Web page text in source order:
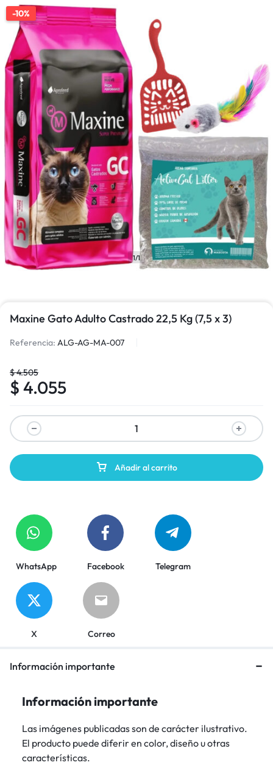
1/1
-10%
Maxine Gato Adulto Castrado 22,5 Kg (7,5 x 3)
Referencia: ALG-AG-MA-007
$4.505
$ 4.055
Añadir al carrito
WhatsApp Facebook Telegram
X Correo
Información importante
Información importante
Las imágenes publicadas son de carácter ilustrativo.
El producto puede diferir en color, diseño u otras
características.